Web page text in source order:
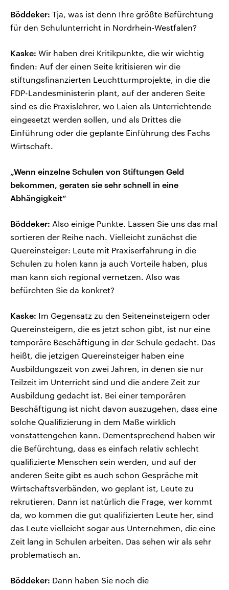
Böddeker: Tja, was ist denn Ihre größte Befürchtung
für den Schulunterricht in Nordrhein-Westfalen?
Kaske: Wir haben drei Kritikpunkte, die wir wichtig
finden: Auf der einen Seite kritisieren wir die
stiftungsfinanzierten Leuchtturmprojekte, in die die
FDP-Landesministerin plant, auf der anderen Seite
sind es die Praxislehrer, wo Laien als Unterrichtende
eingesetzt werden sollen, und als Drittes die
Einführung oder die geplante Einführung des Fachs
Wirtschaft.
„Wenn einzelne Schulen von Stiftungen Geld
bekommen, geraten sie sehr schnell in eine
Abhängigkeit“
Böddeker: Also einige Punkte. Lassen Sie uns das mal
sortieren der Reihe nach. Vielleicht zunächst die
Quereinsteiger: Leute mit Praxiserfahrung in die
Schulen zu holen kann ja auch Vorteile haben, plus
man kann sich regional vernetzen. Also was
befürchten Sie da konkret?
Kaske: Im Gegensatz zu den Seiteneinsteigern oder
Quereinsteigern, die es jetzt schon gibt, ist nur eine
temporäre Beschäftigung in der Schule gedacht. Das
heißt, die jetzigen Quereinsteiger haben eine
Ausbildungszeit von zwei Jahren, in denen sie nur
Teilzeit im Unterricht sind und die andere Zeit zur
Ausbildung gedacht ist. Bei einer temporären
Beschäftigung ist nicht davon auszugehen, dass eine
solche Qualifizierung in dem Maße wirklich
vonstattengehen kann. Dementsprechend haben wir
die Befürchtung, dass es einfach relativ schlecht
qualifizierte Menschen sein werden, und auf der
anderen Seite gibt es auch schon Gespräche mit
Wirtschaftsverbänden, wo geplant ist, Leute zu
rekrutieren. Dann ist natürlich die Frage, wer kommt
da, wo kommen die gut qualifizierten Leute her, sind
das Leute vielleicht sogar aus Unternehmen, die eine
Zeit lang in Schulen arbeiten. Das sehen wir als sehr
problematisch an.
Böddeker: Dann haben Sie noch die